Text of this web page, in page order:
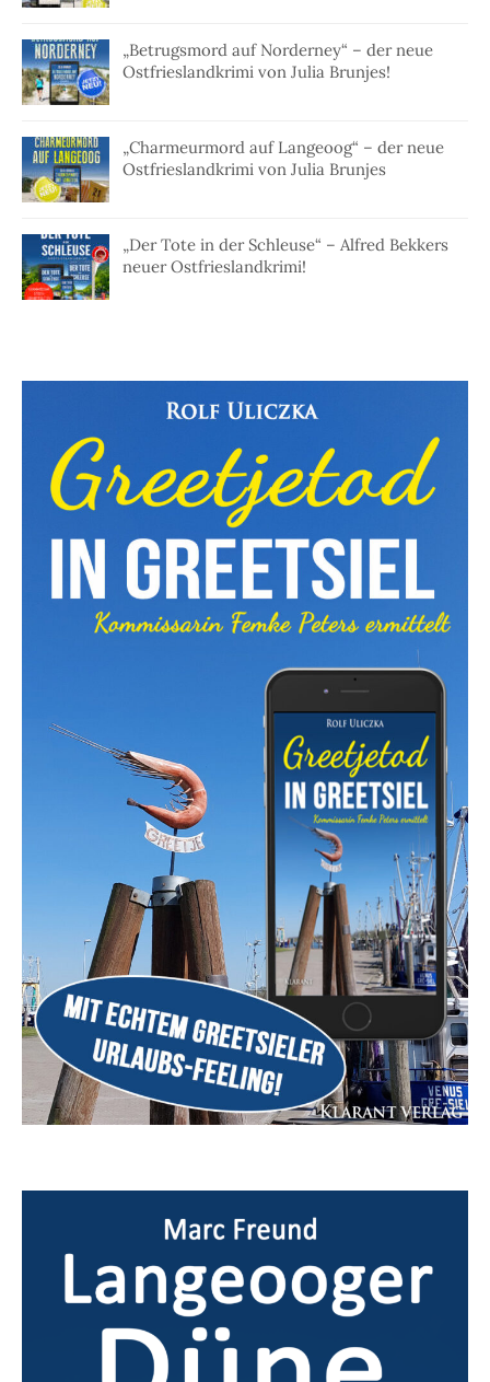
„Betrugsmord auf Norderney“ – der neue
Ostfrieslandkrimi von Julia Brunjes!
„Charmeurmord auf Langeoog“ – der neue
Ostfrieslandkrimi von Julia Brunjes
„Der Tote in der Schleuse“ – Alfred Bekkers
neuer Ostfrieslandkrimi!